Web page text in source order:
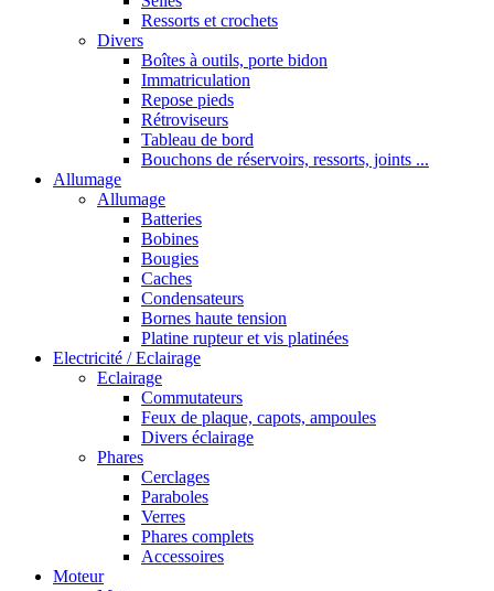
Ressorts et crochets
Divers
Boîtes à outils, porte bidon
Immatriculation
Repose pieds
Rétroviseurs
Tableau de bord
Bouchons de réservoirs, ressorts, joints ...
Allumage
Allumage
Batteries
Bobines
Bougies
Caches
Condensateurs
Bornes haute tension
Platine rupteur et vis platinées
Electricité / Eclairage
Eclairage
Commutateurs
Feux de plaque, capots, ampoules
Divers éclairage
Phares
Cerclages
Paraboles
Verres
Phares complets
Accessoires
Moteur